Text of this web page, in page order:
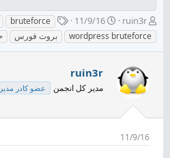
ش
ر
و
ک
ن
ن
ه
و
ruin3r
ت
ا
ر
خ
ر
ع
11/9/16
ب
ر
چ
ا
bruteforce
wordpress bruteforce
بروت فورس
ruin3r
مدیر کل انجمن عضو کادر
11/9/16